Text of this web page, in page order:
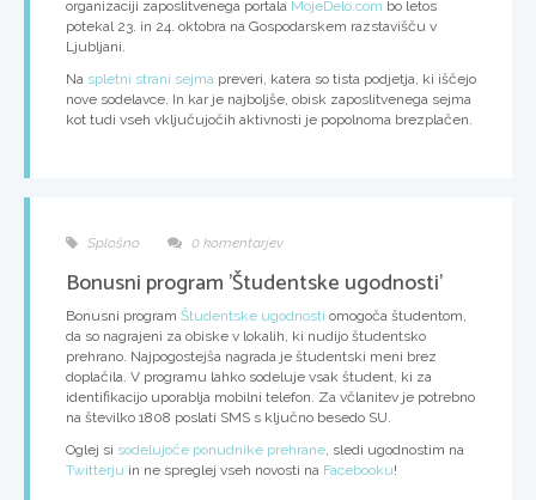
organizaciji zaposlitvenega portala MojeDelo.com bo letos
potekal 23. in 24. oktobra na Gospodarskem razstavišču v
Ljubljani.
Na spletni strani sejma preveri, katera so tista podjetja, ki iščejo
nove sodelavce. In kar je najboljše, obisk zaposlitvenega sejma
kot tudi vseh vključujočih aktivnosti je popolnoma brezplačen.
Splošno 0 komentarjev
Bonusni program 'Študentske ugodnosti'
Bonusni program Študentske ugodnosti omogoča študentom,
da so nagrajeni za obiske v lokalih, ki nudijo študentsko
prehrano. Najpogostejša nagrada je študentski meni brez
doplačila. V programu lahko sodeluje vsak študent, ki za
identifikacijo uporablja mobilni telefon. Za včlanitev je potrebno
na številko 1808 poslati SMS s ključno besedo SU.
Oglej si sodelujoče ponudnike prehrane, sledi ugodnostim na
Twitterju in ne spreglej vseh novosti na Facebooku!